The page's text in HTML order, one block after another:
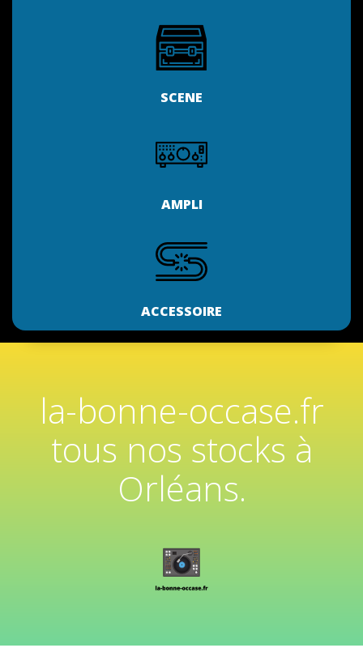
SCENE
AMPLI
ACCESSOIRE
la-bonne-occase.fr
tous nos stocks à
Orléans.